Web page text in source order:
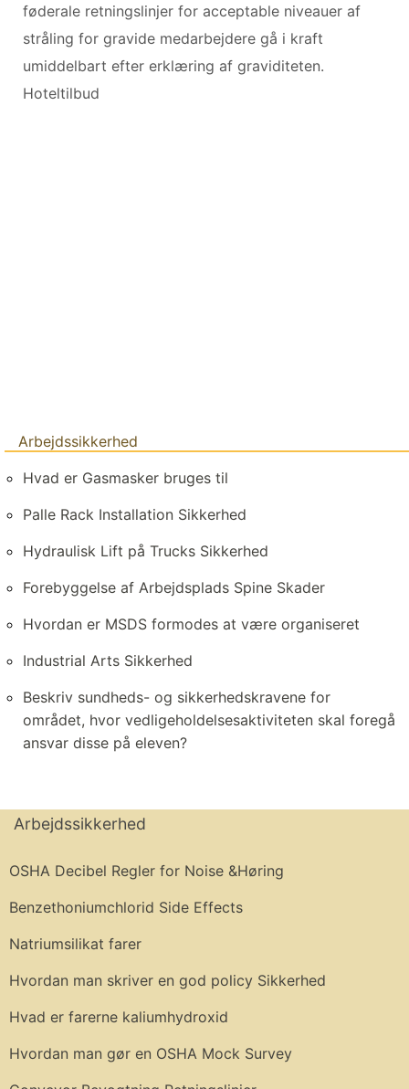
føderale retningslinjer for acceptable niveauer af
stråling for gravide medarbejdere gå i kraft
umiddelbart efter erklæring af graviditeten.
Hoteltilbud
Arbejdssikkerhed
Hvad er Gasmasker bruges til
Palle Rack Installation Sikkerhed
Hydraulisk Lift på Trucks Sikkerhed
Forebyggelse af Arbejdsplads Spine Skader
Hvordan er MSDS formodes at være organiseret
Industrial Arts Sikkerhed
Beskriv sundheds- og sikkerhedskravene for
området, hvor vedligeholdelsesaktiviteten skal foregå
ansvar disse på eleven?
Arbejdssikkerhed
OSHA Decibel Regler for Noise &Høring
Benzethoniumchlorid Side Effects
Natriumsilikat farer
Hvordan man skriver en god policy Sikkerhed
Hvad er farerne kaliumhydroxid
Hvordan man gør en OSHA Mock Survey